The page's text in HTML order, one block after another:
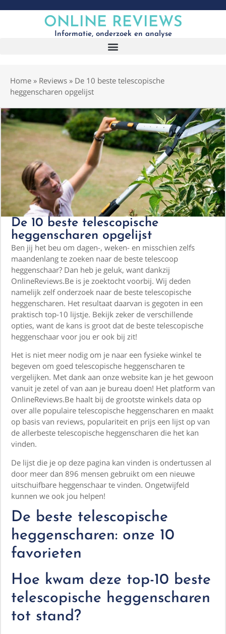
ONLINE REVIEWS
Informatie, onderzoek en analyse
Home » Reviews » De 10 beste telescopische
heggenscharen opgelijst
De 10 beste telescopische
heggenscharen opgelijst
Ben jij het beu om dagen-, weken- en misschien zelfs
maandenlang te zoeken naar de beste telescoop
heggenschaar? Dan heb je geluk, want dankzij
OnlineReviews.Be is je zoektocht voorbij. Wij deden
namelijk zelf onderzoek naar de beste telescopische
heggenscharen. Het resultaat daarvan is gegoten in een
praktisch top-10 lijstje. Bekijk zeker de verschillende
opties, want de kans is groot dat de beste telescopische
heggenschaar voor jou er ook bij zit!
Het is niet meer nodig om je naar een fysieke winkel te
begeven om goed telescopische heggenscharen te
vergelijken. Met dank aan onze website kan je het gewoon
vanuit je zetel of van aan je bureau doen! Het platform van
OnlineReviews.Be haalt bij de grootste winkels data op
over alle populaire telescopische heggenscharen en maakt
op basis van reviews, populariteit en prijs een lijst op van
de allerbeste telescopische heggenscharen die het kan
vinden.
De lijst die je op deze pagina kan vinden is ondertussen al
door meer dan 896 mensen gebruikt om een nieuwe
uitschuifbare heggenschaar te vinden. Ongetwijfeld
kunnen we ook jou helpen!
De beste telescopische
heggenscharen: onze 10
favorieten
Hoe kwam deze top-10 beste
telescopische heggenscharen
tot stand?